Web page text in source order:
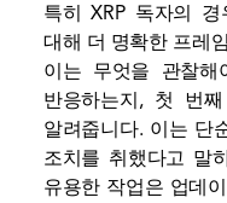
특히 XRP 독자의
대해 더 명확한 프레
이는 무엇을 관찰해
반응하는지, 첫 번
알려줍니다. 이는 단
조치를 취했다고 말
유용한 작업은 업데